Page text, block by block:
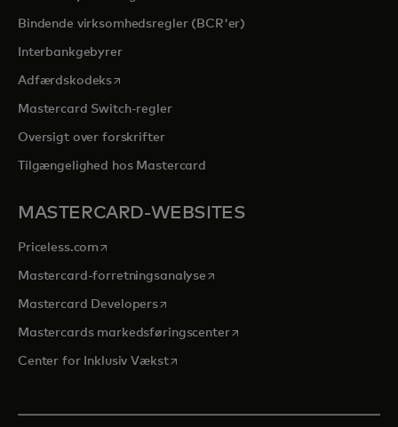
Bindende virksomhedsregler (BCR'er)
Interbankgebyrer
Adfærdskodeksopens in a new tab
Mastercard Switch-regler
Oversigt over forskrifter
Tilgængelighed hos Mastercard
MASTERCARD-WEBSITES
Priceless.com opens in a new tab
Mastercard-forretningsanalyseopens in a new tab
Mastercard Developersopens in a new tab
Mastercards markedsføringscenteropens in a new tab
Center for Inklusiv Vækstopens in a new tab